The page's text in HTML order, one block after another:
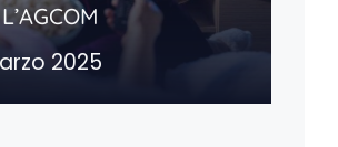
2025